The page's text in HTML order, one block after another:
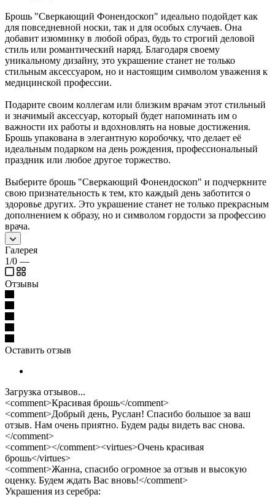
Брошь "Сверкающий Фонендоскоп" идеально подойдет как
для повседневной носки, так и для особых случаев. Она
добавит изюминку в любой образ, будь то строгий деловой
стиль или романтический наряд. Благодаря своему
уникальному дизайну, это украшение станет не только
стильным аксессуаром, но и настоящим символом уважения к
медицинской профессии.
Подарите своим коллегам или близким врачам этот стильный
и значимый аксессуар, который будет напоминать им о
важности их работы и вдохновлять на новые достижения.
Брошь упакована в элегантную коробочку, что делает её
идеальным подарком на день рождения, профессиональный
праздник или любое другое торжество.
Выберите брошь "Сверкающий Фонендоскоп" и подчеркните
свою признательность к тем, кто каждый день заботится о
здоровье других. Это украшение станет не только прекрасным
дополнением к образу, но и символом гордости за профессию
врача.
Галерея
1/0 —
Отзывы
Оставить отзыв
Загрузка отзывов...
<comment>Красивая брошь</comment>
<comment>Добрый день, Руслан! Спасибо большое за ваш
отзыв. Нам очень приятно. Будем рады видеть вас снова.
</comment>
<comment></comment><virtues>Очень красивая
брошь</virtues>
<comment>Жанна, спасибо огромное за отзыв и высокую
оценку. Будем ждать Вас вновь!</comment>
Украшения из серебра: